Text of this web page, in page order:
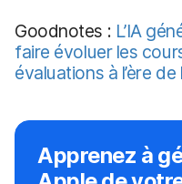
Goodnotes : L’IA
faire évoluer les
évaluations à l’ère de
Apprenez à